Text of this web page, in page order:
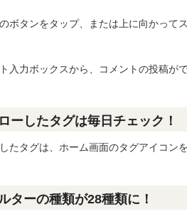
ボタンをタップ、または上に向かって
入力ボックスから、コメントの投稿がで
ーしたタグは毎日チェック！
たタグは、ホーム画面のタグアイコン
ターの種類が28種類に！